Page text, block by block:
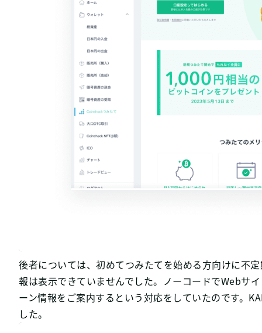
後者については、初めてつみたてを始める方向けに不
報は表示できていませんでした。ノーコードでWebサ
ーン情報をご案内するという対応をしていたのです。
した。